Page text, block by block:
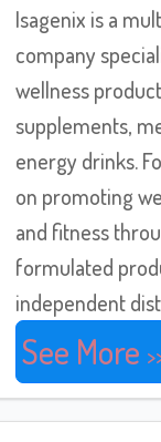
Isagenix is a
company
wellness
supplements,
energy drinks.
on promoting
and fitness
formulated
independent
See More